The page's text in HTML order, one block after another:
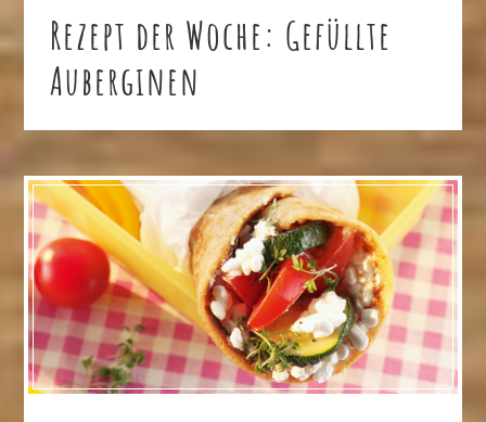
Rezept der Woche: Gefüllte
Auberginen